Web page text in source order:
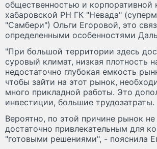
общественностью и корпоративной
хабаровской РН ГК "Невада"
"Самбери") Ольги Егоровой, это
определенными особенностями
"При большой территории здесь
суровый климат, низкая плотность
недостаточно глубокая емкость
чтобы зайти на этот рынок,
много прикладной работы. Это
инвестиции, большие трудозатраты.
Вероятно, по этой причине рынок не
достаточно привлекательным для
"готовыми решениями", - пояснила